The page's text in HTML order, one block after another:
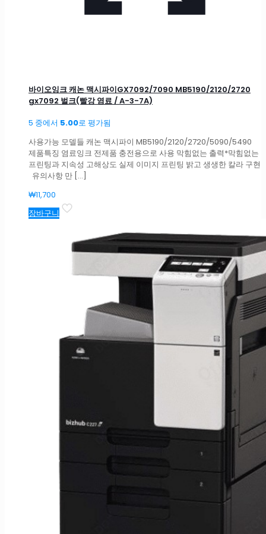
바이오잉크 캐논 맥시파이GX7092/7090 MB5190/2120/2720
gx7092 벌크(빨강 염료 / A-3-7A)
5 중에서 5.00로 평가됨
사용가능 모델들 캐논 맥시파이 MB5190/2120/2720/5090/5490
제품특징 염료잉크 전제품 충전용으로 사용 막힘없는 출력*막힘없는
프린팅과 지속성 고해상도 실제 이미지 프린팅 밝고 생생한 칼라 구현
유의사항 만 […]
₩11,700
장바구니